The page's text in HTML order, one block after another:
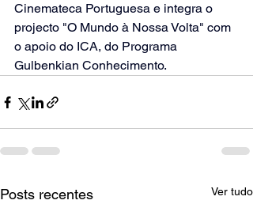
Cinemateca Portuguesa e integra o
projecto "O Mundo à Nossa Volta" com
o apoio do ICA, do Programa
Gulbenkian Conhecimento.
Posts recentes Ver tudo